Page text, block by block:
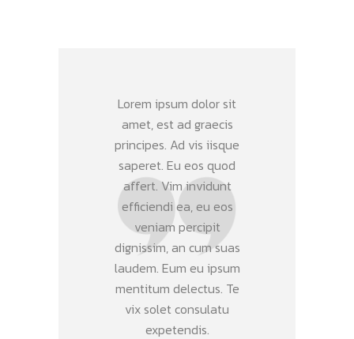
Lorem ipsum dolor sit
amet, est ad graecis
principes. Ad vis iisque
saperet. Eu eos quod
affert. Vim invidunt
efficiendi ea, eu eos
veniam percipit
dignissim, an cum suas
laudem. Eum eu ipsum
mentitum delectus. Te
vix solet consulatu
expetendis.